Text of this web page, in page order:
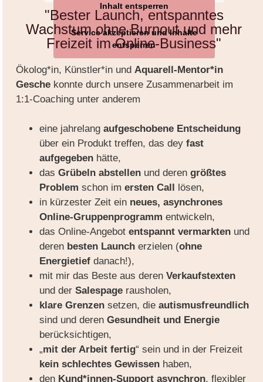
Inhalt entsperren
Service akzeptieren und Inhalte
entsperren
"Bester Launch, entspanntes
Wachstum ohne Burnout und mehr
Freizeit im Online-Business"
Ökolog*in, Künstler*in und Aquarell-Mentor*in
Geschekonnte durch unsere Zusammenarbeit im
1:1-Coaching unter anderem
eine jahrelang aufgeschobene Entscheidung
über ein Produkt treffen, das dey fast
aufgegebenhätte,
das Grübeln abstellenund deren größtes
Problem schon im ersten Call lösen,
in kürzester Zeit ein neues, asynchrones
Online-Gruppenprogramm entwickeln,
das Online-Angebot entspannt vermarktenund
deren besten Launcherzielen (ohne
Energietiefdanach!),
mit mir das Beste aus deren Verkaufstexten
und der Salespagerausholen,
klare Grenzensetzen, die autismusfreundlich
sind und deren Gesundheit und Energie
berücksichtigen,
„mit der Arbeit fertig“ sein und in der Freizeit
kein schlechtes Gewissenhaben,
den Kund*innen-Support asynchron, flexibler